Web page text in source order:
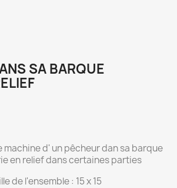
SA BARQUE
d' un pêcheur dan sa barque
en relief dans certaines parties
de l'ensemble : 15 x 15